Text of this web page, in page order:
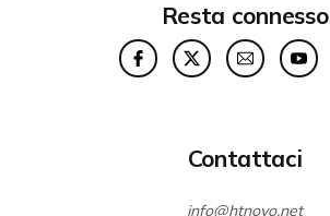
Resta connesso
Contattaci
info@htnovo.net